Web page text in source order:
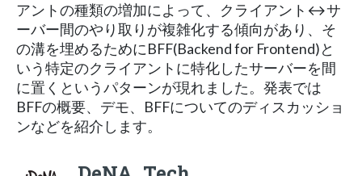
アントの種類の増加によって、クライアント↔️サ
ーバー間のやり取りが複雑化する傾向があり、そ
の溝を埋めるためにBFF(Backend for Frontend)と
いう特定のクライアントに特化したサーバーを間
に置くというパターンが現れました。発表では
BFFの概要、デモ、BFFについてのディスカッショ
ンなどを紹介します。